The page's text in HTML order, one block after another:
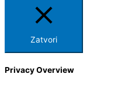
Zatvori
Privacy Overview